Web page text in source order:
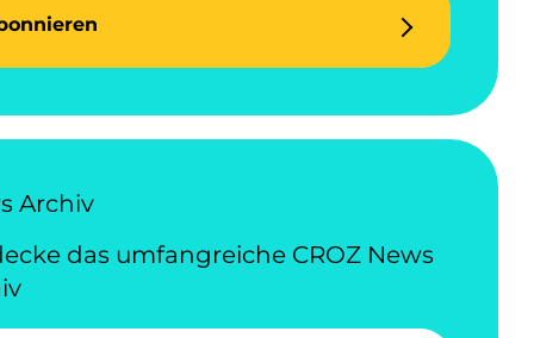
Archiv
das umfangreiche CROZ News